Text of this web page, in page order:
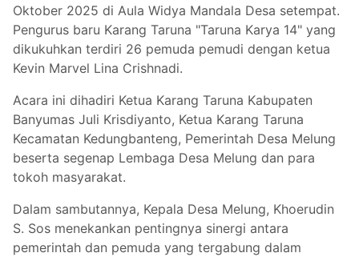
Oktober 2025 di Aula Widya Mandala Desa setempat.
Pengurus baru Karang Taruna "Taruna Karya 14" yang
dikukuhkan terdiri 26 pemuda pemudi dengan ketua
Kevin Marvel Lina Crishnadi.
Acara ini dihadiri Ketua Karang Taruna Kabupaten
Banyumas Juli Krisdiyanto, Ketua Karang Taruna
Kecamatan Kedungbanteng, Pemerintah Desa Melung
beserta segenap Lembaga Desa Melung dan para
tokoh masyarakat.
Dalam sambutannya, Kepala Desa Melung, Khoerudin
S. Sos menekankan pentingnya sinergi antara
pemerintah dan pemuda yang tergabung dalam